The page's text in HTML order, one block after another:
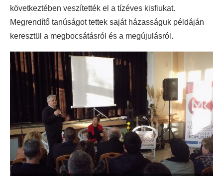
következtében veszítették el a tízéves kisfiukat.
Megrendítő tanúságot tettek saját házasságuk példáján
keresztül a megbocsátásról és a megújulásról.